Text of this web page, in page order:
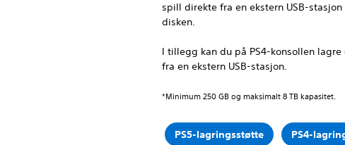
spill direkte fra en ekstern USB-
disken.
I tillegg kan du på PS4-konsollen
fra en ekstern USB-stasjon.
*Minimum 250 GB og maksimalt 8 TB kapasitet.
PS5-lagringsstøtte PS4-